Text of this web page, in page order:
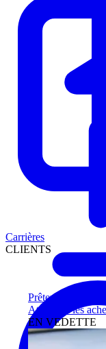
Prêteurs
Atteignez les
EN VEDETTE
Carrières
CLIENTS